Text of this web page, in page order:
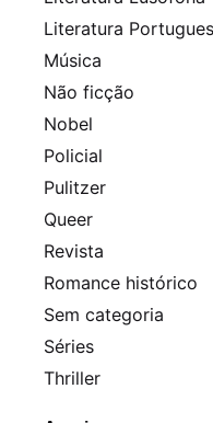
Literatura
Música
Não ficção
Nobel
Policial
Pulitzer
Queer
Revista
Romance histórico
Sem categoria
Séries
Thriller